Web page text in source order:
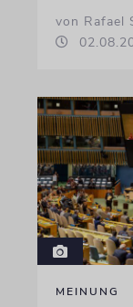
von Rafael
MEINUNG